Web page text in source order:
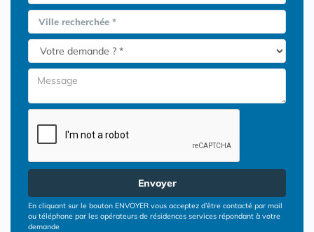
Ville recherchée *
Envoyer
En cliquant sur le bouton ENVOYER vous acceptez d’être contacté par mail
ou téléphone par les opérateurs de résidences services répondant à votre
demande